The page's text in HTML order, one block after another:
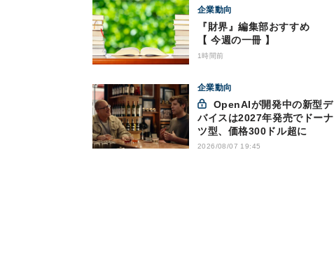
企業動向
『財界』編集部おすすめ
【 今週の一冊 】
1時間前
企業動向
バイスは2027年発売でドーナ
ツ型、価格300ドル超に
2026/08/07 19:45